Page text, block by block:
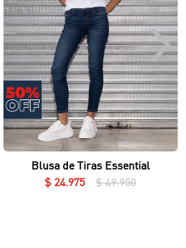
Vista rápida
Blusa de Tiras Essential
$ 24.975 $ 49.950